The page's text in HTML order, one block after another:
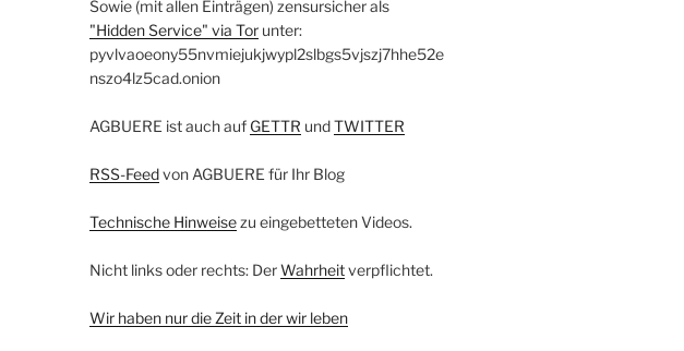
Sowie (mit allen Einträgen) zensursicher als
"Hidden Service" via Torunter:
pyvlvaoeony55nvmiejukjwypl2slbgs5vjszj7hhe52e
nszo4lz5cad.onion
AGBUERE ist auch auf GETTR undTWITTER
RSS-Feedvon AGBUERE für Ihr Blog
Technische Hinweisezu eingebetteten Videos.
Nicht links oder rechts: DerWahrheitverpflichtet.
Wir haben nur die Zeit in der wir leben